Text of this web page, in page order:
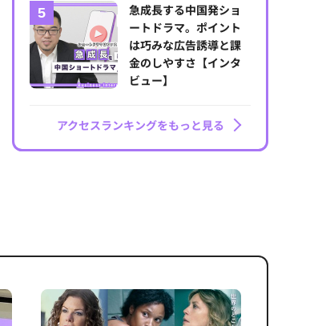
急成長する中国発ショ
ートドラマ。ポイント
は巧みな広告誘導と課
金のしやすさ【インタ
ビュー】
アクセスランキングをもっと見る